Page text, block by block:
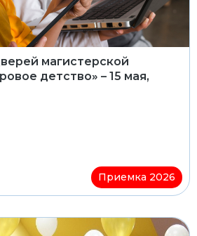
магистерской
детство» – 15 мая,
Приемка 2026